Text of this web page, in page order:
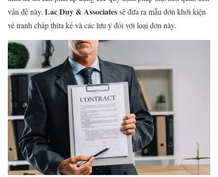
vấn đề này. Lac Duy & Associatessẽ đưa ra mẫu đơn khởi kiện
về tranh chấp thừa kế và các lưu ý đối với loại đơn này.